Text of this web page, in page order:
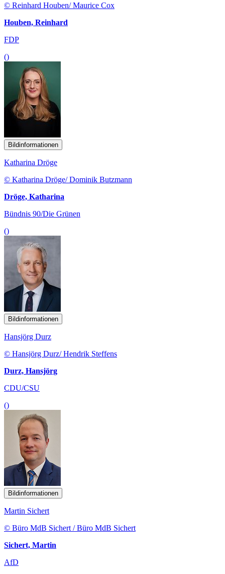
© Reinhard Houben/ Maurice Cox
Houben, Reinhard
FDP
()
Bildinformationen
Katharina Dröge
© Katharina Dröge/ Dominik Butzmann
Dröge, Katharina
Bündnis 90/Die Grünen
()
Bildinformationen
Hansjörg Durz
© Hansjörg Durz/ Hendrik Steffens
Durz, Hansjörg
CDU/CSU
()
Bildinformationen
Martin Sichert
© Büro MdB Sichert / Büro MdB Sichert
Sichert, Martin
AfD